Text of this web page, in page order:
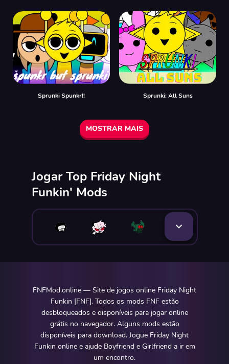
Sprunki Spunkr!! Sprunki: All Suns
MOSTRAR MAIS
Jogar Top Friday Night
Funkin' Mods
FNFMod.online — Site de jogos online Friday Night
Funkin [FNF]. Todos os mods FNF estão
desbloqueados e disponíveis para jogar online
grátis no navegador. Alguns mods estão
disponíveis para download. Jogue Friday Night
Funkin online e ajude Boyfriend e Girlfriend a ir em
um encontro.